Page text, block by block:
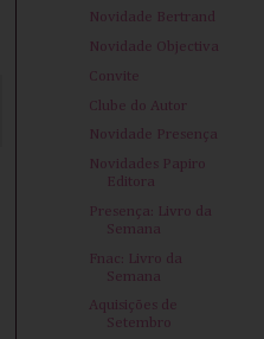
Novidade Bertrand
Novidade Objectiva
Convite
Clube do Autor
Novidade Presença
Novidades Papiro
Editora
Presença: Livro da
Semana
Fnac: Livro da
Semana
Aquisições de
Setembro